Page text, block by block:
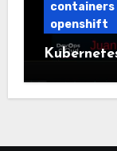
containers
openshift